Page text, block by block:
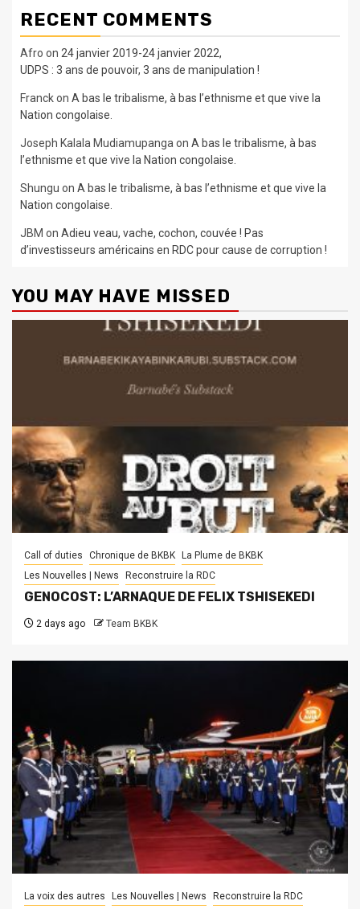
RECENT COMMENTS
Afro on 24 janvier 2019-24 janvier 2022,
UDPS : 3 ans de pouvoir, 3 ans de manipulation !
Franckon A bas le tribalisme, à bas l’ethnisme et que vive la
Nation congolaise.
Joseph Kalala Mudiamupangaon A bas le tribalisme, à bas
l’ethnisme et que vive la Nation congolaise.
Shungu on A bas le tribalisme, à bas l’ethnisme et que vive la
Nation congolaise.
JBM on Adieu veau, vache, cochon, couvée ! Pas
d’investisseurs américains en RDC pour cause de corruption !
YOU MAY HAVE MISSED
Call of duties Chronique de BKBK
La Plume de BKBK
Les Nouvelles | News
Reconstruire la RDC
GENOCOST: L’ARNAQUE DE FELIX TSHISEKEDI
2 days ago Team BKBK
La voix des autres Les Nouvelles | News Reconstruire la RDC